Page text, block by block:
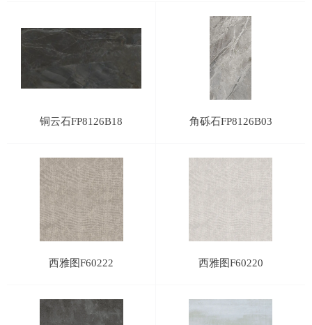
铜云石FP8126B18 角砾石FP8126B03
西雅图F60222 西雅图F60220